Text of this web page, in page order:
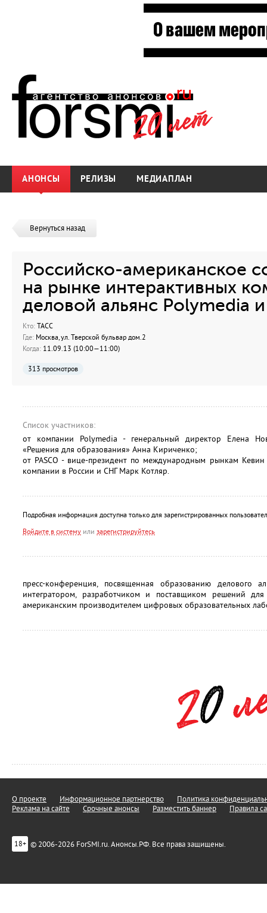
АНОНСЫ РЕЛИЗЫ МЕДИАПЛАН
Вернуться назад
Российско-американское
на рынке интерактивных
деловой альянс Polymedia и
Кто: ТАСС
Где: Москва, ул. Тверской бульвар дом.2
Когда: 11.09.13 (10:00—11:00)
313 просмотров
Список участников:
от компании Polymedia - генеральный директор Елена
«Решения для образования» Анна Кириченко;
от PASCO - вице-президент по международным рынкам
компании в России и СНГ Марк Котляр.
Подробная информация доступна только для зарегистрированных
Войдите в систему или зарегистрируйтесь
пресс-конференция, посвященная образованию делового
интегратором, разработчиком и поставщиком решений
американским производителем цифровых образовательных
О проекте Информационное партнерство
Политика
Реклама на сайте
Срочные анонсы Разместить баннер Правила
18+ © 2006-2026 ForSMI.ru. Анонсы.РФ. Все права защищены.